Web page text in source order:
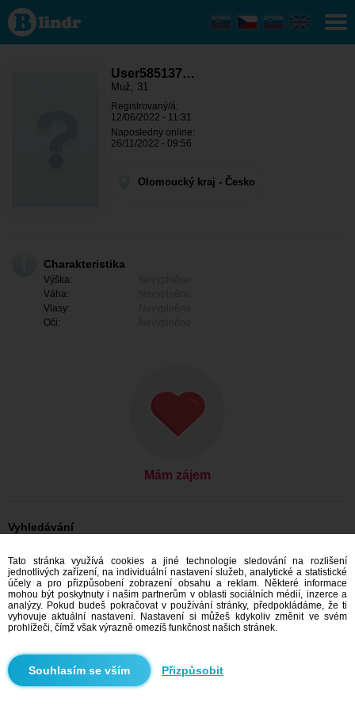
User585137068
- On hledá
někoho
Olomoucký
User585137…
Muž, 31
Registrovaný/á:
12/06/2022 - 11:31
Naposledny online:
26/11/2022 - 09:56
Olomoucký kraj - Česko
Charakteristika
Výška:
Váha:
Vlasy:
Oči:
Mám zájem
Vyhledávání
On hledá ji: Muži, 31
On hledá ji: Muži, 31 - Česko
On hledá ji: Muži, 31 - Olomoucký kraj
On hledá ji: Muži, 31 - Přerov
Seznamka Česko
Seznamka Olomoucký kraj
Seznamka Přerov
Doporučujeme
Tato stránka využívá cookies a jiné technologie sledování na rozlišení
jednotlivých zařízení, na individuální nastavení služeb, analytické a statistické
účely a pro přizpůsobení zobrazení obsahu a reklam. Některé informace
mohou být poskytnuty i našim partnerům v oblasti sociálních médií, inzerce a
analýzy. Pokud budeš pokračovat v používání stránky, předpokládáme, že ti
vyhovuje aktuální nastavení. Nastavení si můžeš kdykoliv změnit ve svém
prohlížeči, čímž však výrazně omezíš funkčnost našich stránek.
Přizpůsobit